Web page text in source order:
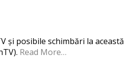
și posibile schimbări la această
Read More…